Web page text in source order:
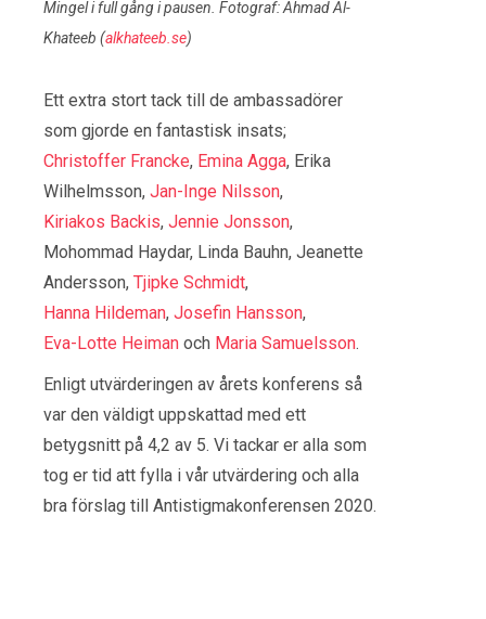
Mingel i full gång i pausen. Fotograf: Ahmad Al-
Khateeb (alkhateeb.se)
Ett extra stort tack till de ambassadörer
som gjorde en fantastisk insats;
Christoffer Francke, Emina Agga, Erika
Wilhelmsson, Jan-Inge Nilsson,
Kiriakos Backis, Jennie Jonsson,
Mohommad Haydar, Linda Bauhn, Jeanette
Andersson, Tjipke Schmidt,
Hanna Hildeman, Josefin Hansson,
Eva-Lotte Heiman och Maria Samuelsson.
Enligt utvärderingen av årets konferens så
var den väldigt uppskattad med ett
betygsnitt på 4,2 av 5. Vi tackar er alla som
tog er tid att fylla i vår utvärdering och alla
bra förslag till Antistigmakonferensen 2020.